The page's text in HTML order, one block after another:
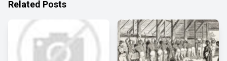
Related Posts